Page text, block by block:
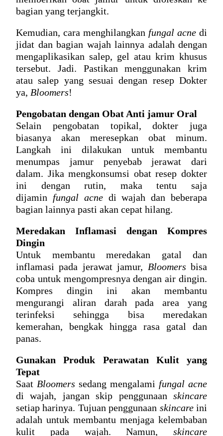
bagian yang terjangkit.
Kemudian, cara menghilangkan fungal acne di
jidat dan bagian wajah lainnya adalah dengan
mengaplikasikan salep, gel atau krim khusus
tersebut. Jadi. Pastikan menggunakan krim
atau salep yang sesuai dengan resep Dokter
ya, Bloomers!
Pengobatan dengan Obat Anti jamur Oral
Selain pengobatan topikal, dokter juga
biasanya akan meresepkan obat minum.
Langkah ini dilakukan untuk membantu
menumpas jamur penyebab jerawat dari
dalam. Jika mengkonsumsi obat resep dokter
ini dengan rutin, maka tentu saja
dijamin fungal acne di wajah dan beberapa
bagian lainnya pasti akan cepat hilang.
Meredakan Inflamasi dengan Kompres
Dingin
Untuk membantu meredakan gatal dan
inflamasi pada jerawat jamur, Bloomers bisa
coba untuk mengompresnya dengan air dingin.
Kompres dingin ini akan membantu
mengurangi aliran darah pada area yang
terinfeksi sehingga bisa meredakan
kemerahan, bengkak hingga rasa gatal dan
panas.
Gunakan Produk Perawatan Kulit yang
Tepat
Saat Bloomers sedang mengalami fungal acne
di wajah, jangan skip penggunaan skincare
setiap harinya. Tujuan penggunaan skincare ini
adalah untuk membantu menjaga kelembaban
kulit pada wajah. Namun, skincare